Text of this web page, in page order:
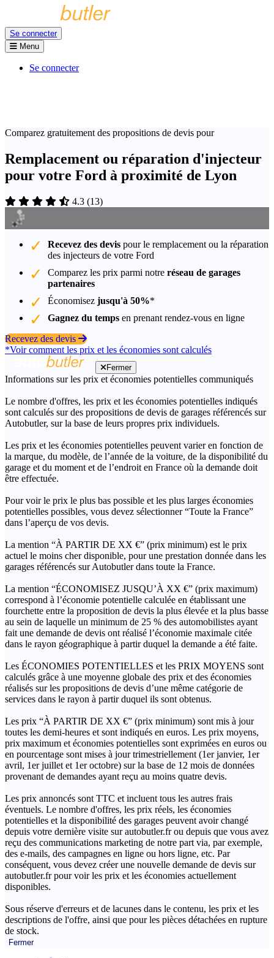
Se connecter
Menu
Se connecter
Comparez gratuitement des propositions de devis pour
Remplacement ou réparation d'injecteur
pour votre Ford à proximité de Lyon
4.3 (13)
Recevez des devis pour le remplacement ou la réparation
des injecteurs de votre Ford
Comparez les prix parmi notre réseau de garages
partenaires
Économisez jusqu'à 50%*
Gagnez du temps en prenant rendez-vous en ligne
Recevez des devis
*Voir comment les prix et les économies sont calculés
Fermer
Informations sur les prix et économies potentielles communiqués
Le nombre d'offres, les prix et les économies potentielles indiqués
sont calculés sur des propositions de devis de garages référencés sur
Autobutler, sur la base de leurs propres prix individuels.
Les prix et les économies potentielles peuvent varier en fonction de
la marque, du modèle, de l’année de la voiture, de la disponibilité du
garage et du moment et de l’endroit en France où la demande doit
être effectuée.
Pour voir le prix le plus bas possible et les plus larges économies
potentielles possibles, vous devez sélectionner “Toute la France”
dans l’aperçu de vos devis.
La mention “À PARTIR DE XX €” (prix minimum) est le prix
actuel le moins cher disponible, pour une prestation donnée dans les
garages référencés sur Autobutler dans toute la France.
La mention “ÉCONOMISEZ JUSQU’À XX €” (prix maximum)
correspond à l’économie potentielle calculée en établissant une
fourchette entre la proposition de devis la plus élevée et la plus basse
au sein de laquelle un minimum de 25 % des automobilistes ayant
fait une demande de devis ont réalisé l’économie maximale citée
dans le rayon géographique à partir duquel la demande a été faite.
Les ÉCONOMIES POTENTIELLES et les PRIX MOYENS sont
calculés grâce à une moyenne globale des prix et des économies
réalisés sur les propositions de devis d’une même catégorie de
services dans le rayon à partir duquel ils sont obtenus.
Les prix “À PARTIR DE XX €” (prix minimum) sont mis à jour
toutes les demi-heures et sont indiqués en euros. Les prix moyens,
prix maximum et économies potentielles sont exprimées en euros ou
en pourcentage sont mises à jour trimestriellement (1er janvier, 1er
avril, 1er juillet et 1er octobre) sur la base de 12 mois de données
provenant de demandes ayant reçu au moins quatre devis.
Les prix annoncés sont TTC et incluent tous les autres frais
éventuels. Le nombre d'offres, les prix réels, les économies
potentielles et la disponibilité des garages peuvent avoir changé
depuis votre dernière visite sur autobutler.fr ou depuis que vous avez
reçu des communications marketing de notre part via, par exemple,
des e-mails, des campagnes en ligne ou hors ligne, etc. Par
conséquent, vous devez créer une nouvelle demande de devis sur
autobutler.fr pour voir les prix et les économies actuellement
disponibles.
Sous réserve d'erreurs et de lacunes dans le contenu, les prix et les
descriptions de l'offre, ainsi que pour les pièces détachées en rupture
de stock.
Fermer